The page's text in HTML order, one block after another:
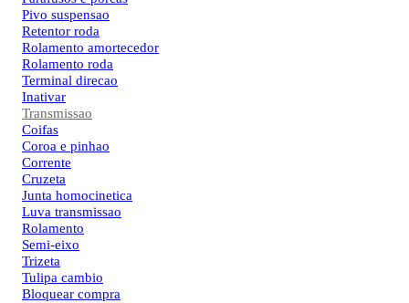
Pivo suspensao
Retentor roda
Rolamento amortecedor
Rolamento roda
Terminal direcao
Inativar
Transmissao
Coifas
Coroa e pinhao
Corrente
Cruzeta
Junta homocinetica
Luva transmissao
Rolamento
Semi-eixo
Trizeta
Tulipa cambio
Bloquear compra